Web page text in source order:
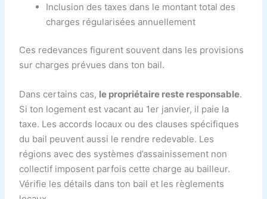
Inclusion des taxes dans le montant total des
charges régularisées annuellement
Ces redevances figurent souvent dans les provisions
sur charges prévues dans ton bail.
Dans certains cas, le propriétaire reste responsable.
Si ton logement est vacant au 1er janvier, il paie la
taxe. Les accords locaux ou des clauses spécifiques
du bail peuvent aussi le rendre redevable. Les
régions avec des systèmes d’assainissement non
collectif imposent parfois cette charge au bailleur.
Vérifie les détails dans ton bail et les règlements